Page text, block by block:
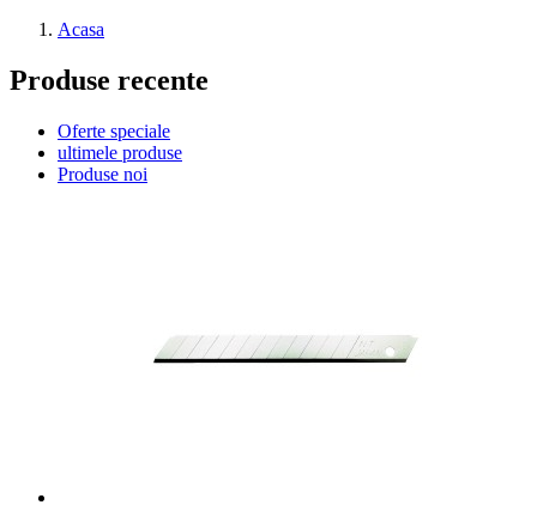
Acasa
Produse recente
Oferte speciale
ultimele produse
Produse noi